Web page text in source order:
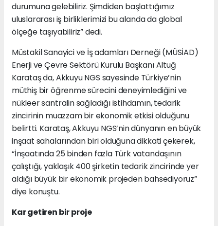
durumuna gelebiliriz. Şimdiden başlattığımız
uluslararası iş birliklerimizi bu alanda da global
ölçeğe taşıyabiliriz” dedi.
Müstakil Sanayici ve İş adamları Derneği (MÜSİAD)
Enerji ve Çevre Sektörü Kurulu Başkanı Altuğ
Karataş da, Akkuyu NGS sayesinde Türkiye’nin
müthiş bir öğrenme sürecini deneyimlediğini ve
nükleer santralin sağladığı istihdamın, tedarik
zincirinin muazzam bir ekonomik etkisi olduğunu
belirtti. Karataş, Akkuyu NGS’nin dünyanın en büyük
inşaat sahalarından biri olduğuna dikkati çekerek,
“İnşaatında 25 binden fazla Türk vatandaşının
çalıştığı, yaklaşık 400 şirketin tedarik zincirinde yer
aldığı büyük bir ekonomik projeden bahsediyoruz”
diye konuştu.
Kar getiren bir proje